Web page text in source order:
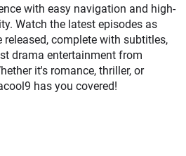
with easy navigation and high-
Watch the latest episodes as
released, complete with subtitles,
drama entertainment from
it's romance, thriller, or
has you covered!